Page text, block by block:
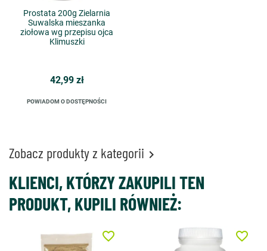
Prostata 200g Zielarnia
Suwalska mieszanka
ziołowa wg przepisu ojca
Klimuszki
42,99 zł
POWIADOM O DOSTĘPNOŚCI
Zobacz produkty z kategorii 
KLIENCI, KTÓRZY ZAKUPILI TEN
PRODUKT, KUPILI RÓWNIEŻ:
favorite_border favorite_border